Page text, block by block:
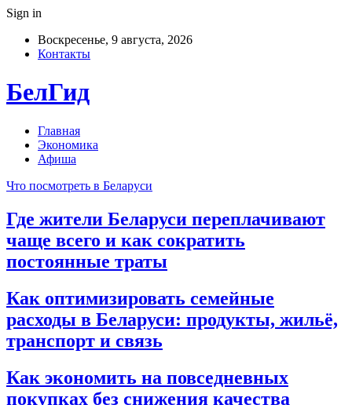
Sign in
Воскресенье, 9 августа, 2026
Контакты
БелГид
Главная
Экономика
Афиша
Что посмотреть в Беларуси
Где жители Беларуси переплачивают
чаще всего и как сократить
постоянные траты
Как оптимизировать семейные
расходы в Беларуси: продукты, жильё,
транспорт и связь
Как экономить на повседневных
покупках без снижения качества